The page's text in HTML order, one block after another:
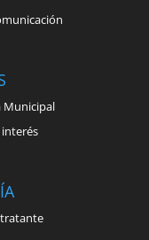
Municipal